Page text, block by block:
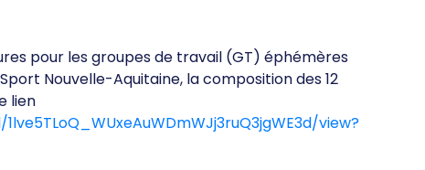
pour les groupes de travail (GT) éphémères
Nouvelle-Aquitaine, la composition des 12
lien
view?